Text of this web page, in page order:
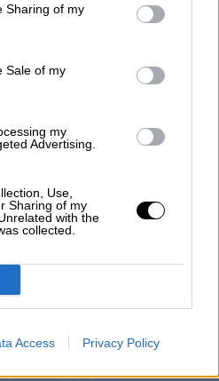
Sharing of my
Sale of my
my
Advertising.
Use,
Sharing of my
with the
collected.
Access Privacy Policy
Beltrán
Medio:
leonesa
sueño,